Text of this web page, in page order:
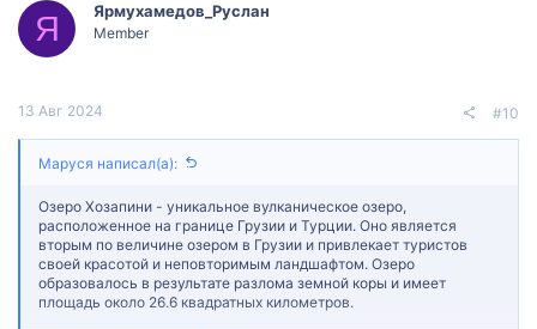
Я Ярмухамедов_Руслан
Member
13 Авг 2024 #10
Маруся написал(а):
Озеро Хозапини - уникальное вулканическое озеро,
расположенное на границе Грузии и Турции. Оно является
вторым по величине озером в Грузии и привлекает туристов
своей красотой и неповторимым ландшафтом. Озеро
образовалось в результате разлома земной коры и имеет
площадь около 26.6 квадратных километров.